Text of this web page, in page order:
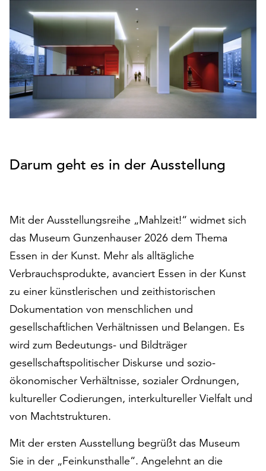
den
Betrieb
der
Seite
notwendig
sind
(funktionale
Cookies),
sowie
lediglich
zu
genutzt
Klicken
auf
„Alle
akzeptieren“,
alle
Cookies
zu
akzeptieren.
Sie
können
Ihr
jederzeit
ändern
Darum geht es in der Ausstellung
Mit der Ausstellungsreihe „Mahlzeit!“ widmet sich
das Museum Gunzenhauser 2026 dem Thema
Essen in der Kunst. Mehr als alltägliche
Verbrauchsprodukte, avanciert Essen in der Kunst
zu einer künstlerischen und zeithistorischen
Dokumentation von menschlichen und
gesellschaftlichen Verhältnissen und Belangen. Es
wird zum Bedeutungs- und Bildträger
gesellschaftspolitischer Diskurse und sozio-
ökonomischer Verhältnisse, sozialer Ordnungen,
kultureller Codierungen, interkultureller Vielfalt und
von Machtstrukturen.
Mit der ersten Ausstellung begrüßt das Museum
Sie in der „Feinkunsthalle“. Angelehnt an die